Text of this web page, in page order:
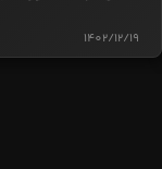
1402/12/19